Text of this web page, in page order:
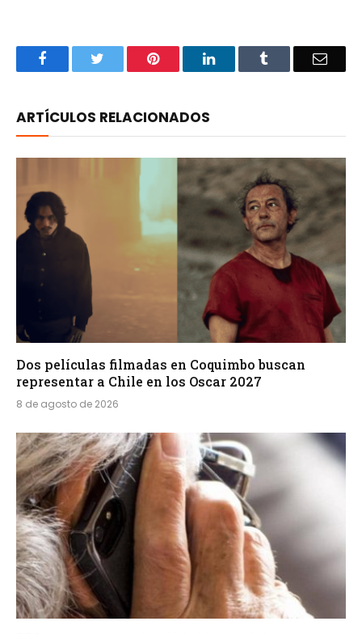
Facebook Pinterest LinkedIn Email
ARTÍCULOS RELACIONADOS
Dos películas filmadas en Coquimbo buscan
representar a Chile en los Oscar 2027
8 de agosto de 2026